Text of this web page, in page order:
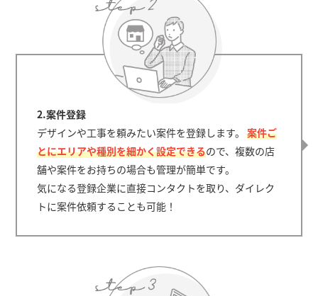
2.案件登録
デザインや工事を頼みたい案件を登録します。案件ご
とにエリアや種別を細かく設定できるので、複数の店
舗や案件をお持ちの場合も管理が簡単です。
気になる登録企業に直接コンタクトを取り、ダイレク
トに案件依頼することも可能！